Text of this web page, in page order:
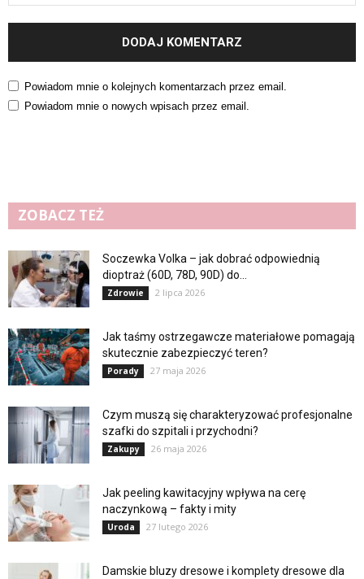
Powiadom mnie o kolejnych komentarzach przez email.
Powiadom mnie o nowych wpisach przez email.
ZOBACZ TEŻ
Soczewka Volka – jak dobrać odpowiednią
dioptraż (60D, 78D, 90D) do...
Zdrowie 2 lipca 2026
Jak taśmy ostrzegawcze materiałowe pomagają
skutecznie zabezpieczyć teren?
Porady 27 maja 2026
Czym muszą się charakteryzować profesjonalne
szafki do szpitali i przychodni?
Zakupy 26 maja 2026
Jak peeling kawitacyjny wpływa na cerę
naczynkową – fakty i mity
Uroda 27 lutego 2026
Damskie bluzy dresowe i komplety dresowe dla